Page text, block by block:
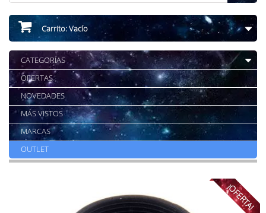
Carrito:Vacío
CATEGORÍAS
OFERTAS
NOVEDADES
MÁS VISTOS
MARCAS
OUTLET
¡OFERTA!